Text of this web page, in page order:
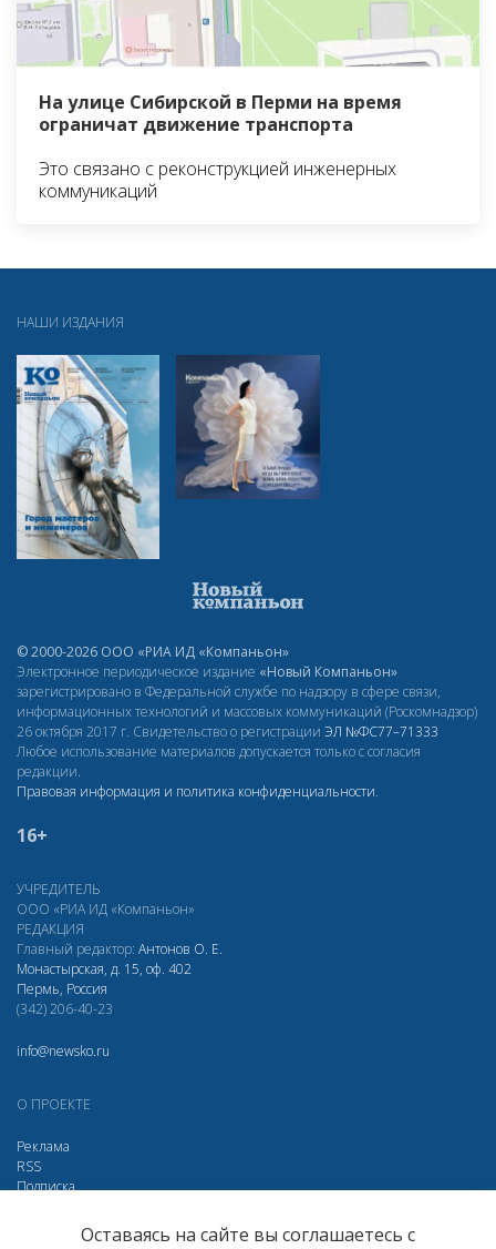
На улице Сибирской в Перми на время
ограничат движение транспорта
Это связано с реконструкцией инженерных
коммуникаций
НАШИ ИЗДАНИЯ
© 2000-2026 ООО «РИА ИД «Компаньон»
Электронное периодическое издание «Новый Компаньон»
зарегистрировано в Федеральной службе по надзору в сфере связи,
информационных технологий и массовых коммуникаций (Роскомнадзор)
26 октября 2017 г. Свидетельство о регистрации ЭЛ №ФС77–71333
Любое использование материалов допускается только с согласия
редакции.
Правовая информация и политика конфиденциальности.
16+
УЧРЕДИТЕЛЬ
ООО «РИА ИД «Компаньон»
РЕДАКЦИЯ
Главный редактор: Антонов О. Е.
Монастырская, д. 15, оф. 402
Пермь, Россия
(342) 206-40-23
info@newsko.ru
О ПРОЕКТЕ
Реклама
RSS
Подписка
ОдноклассникиОставаясь на сайте вы соглашаетесь с